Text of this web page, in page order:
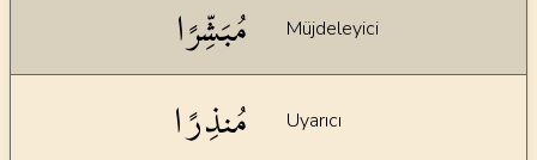
مُبَشِّرًا Müjdeleyici
مُنذِرًا Uyarıcı